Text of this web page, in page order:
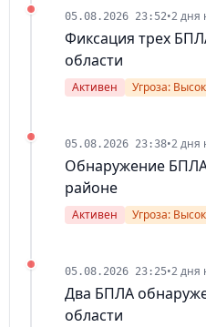
05.08.2026 23:52•2 дня
Фиксация трех
области
Активен Угроза:
05.08.2026 23:38•2 дня
Обнаружение
районе
Активен Угроза:
05.08.2026 23:25•2 дня
Два БПЛА
области